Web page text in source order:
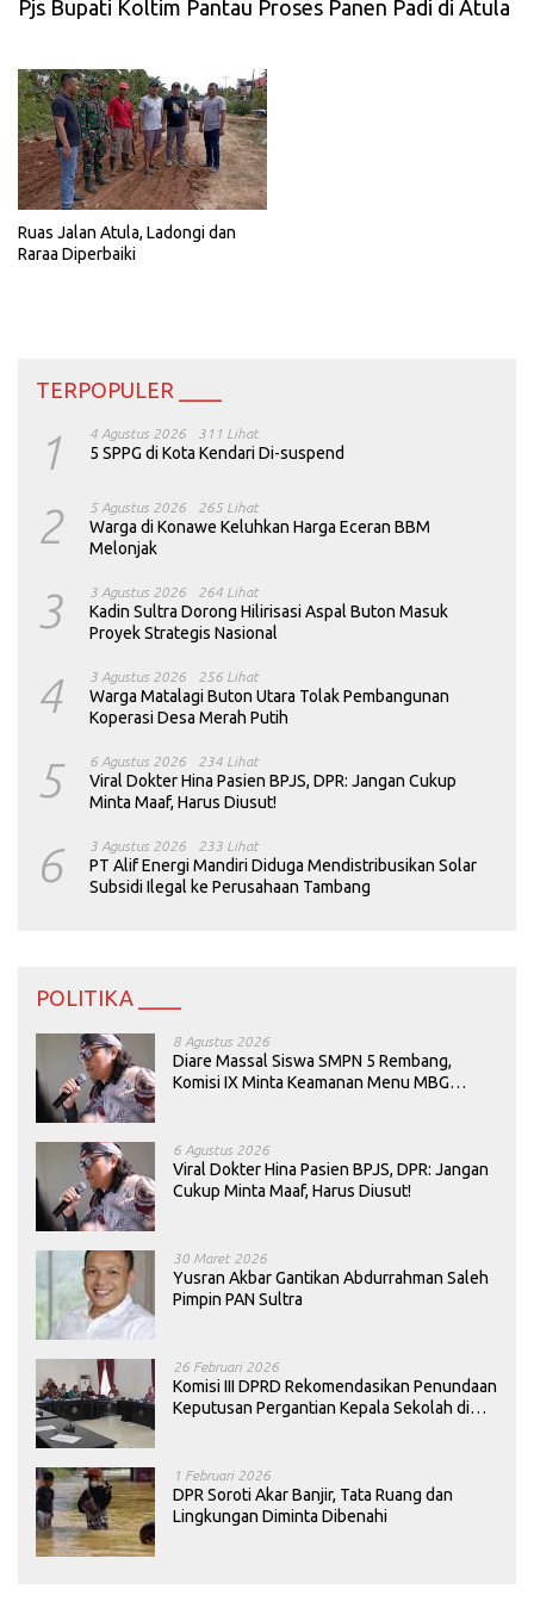
Pjs Bupati Koltim Pantau Proses Panen Padi di Atula
Ruas Jalan Atula, Ladongi dan
Raraa Diperbaiki
TERPOPULER ____
1 4 Agustus 2026 311 Lihat
5 SPPG di Kota Kendari Di-suspend
2 5 Agustus 2026 265 Lihat
Warga di Konawe Keluhkan Harga Eceran BBM
Melonjak
3 3 Agustus 2026 264 Lihat
Kadin Sultra Dorong Hilirisasi Aspal Buton Masuk
Proyek Strategis Nasional
4 3 Agustus 2026 256 Lihat
Warga Matalagi Buton Utara Tolak Pembangunan
Koperasi Desa Merah Putih
5 6 Agustus 2026 234 Lihat
Viral Dokter Hina Pasien BPJS, DPR: Jangan Cukup
Minta Maaf, Harus Diusut!
6 3 Agustus 2026 233 Lihat
PT Alif Energi Mandiri Diduga Mendistribusikan Solar
Subsidi Ilegal ke Perusahaan Tambang
POLITIKA ____
8 Agustus 2026
Diare Massal Siswa SMPN 5 Rembang,
Komisi IX Minta Keamanan Menu MBG
6 Agustus 2026
Viral Dokter Hina Pasien BPJS, DPR: Jangan
Cukup Minta Maaf, Harus Diusut!
30 Maret 2026
Yusran Akbar Gantikan Abdurrahman Saleh
Pimpin PAN Sultra
26 Februari 2026
Komisi III DPRD Rekomendasikan Penundaan
Keputusan Pergantian Kepala Sekolah di
1 Februari 2026
DPR Soroti Akar Banjir, Tata Ruang dan
Lingkungan Diminta Dibenahi